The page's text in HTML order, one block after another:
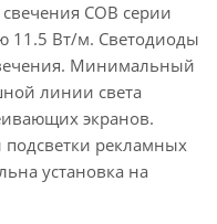
COB серии
Вт/м. Светодиоды
Минимальный
линии света
экранов.
подсветки рекламных
установка на